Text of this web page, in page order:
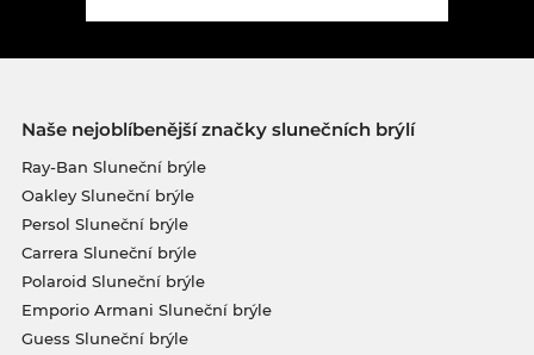
Naše nejoblíbenější značky slunečních brýlí
Ray-Ban Sluneční brýle
Oakley Sluneční brýle
Persol Sluneční brýle
Carrera Sluneční brýle
Polaroid Sluneční brýle
Emporio Armani Sluneční brýle
Guess Sluneční brýle